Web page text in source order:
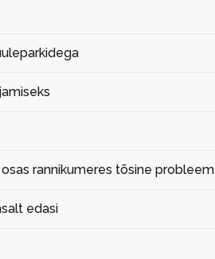
rannikumeres tõsine probleem
edasi